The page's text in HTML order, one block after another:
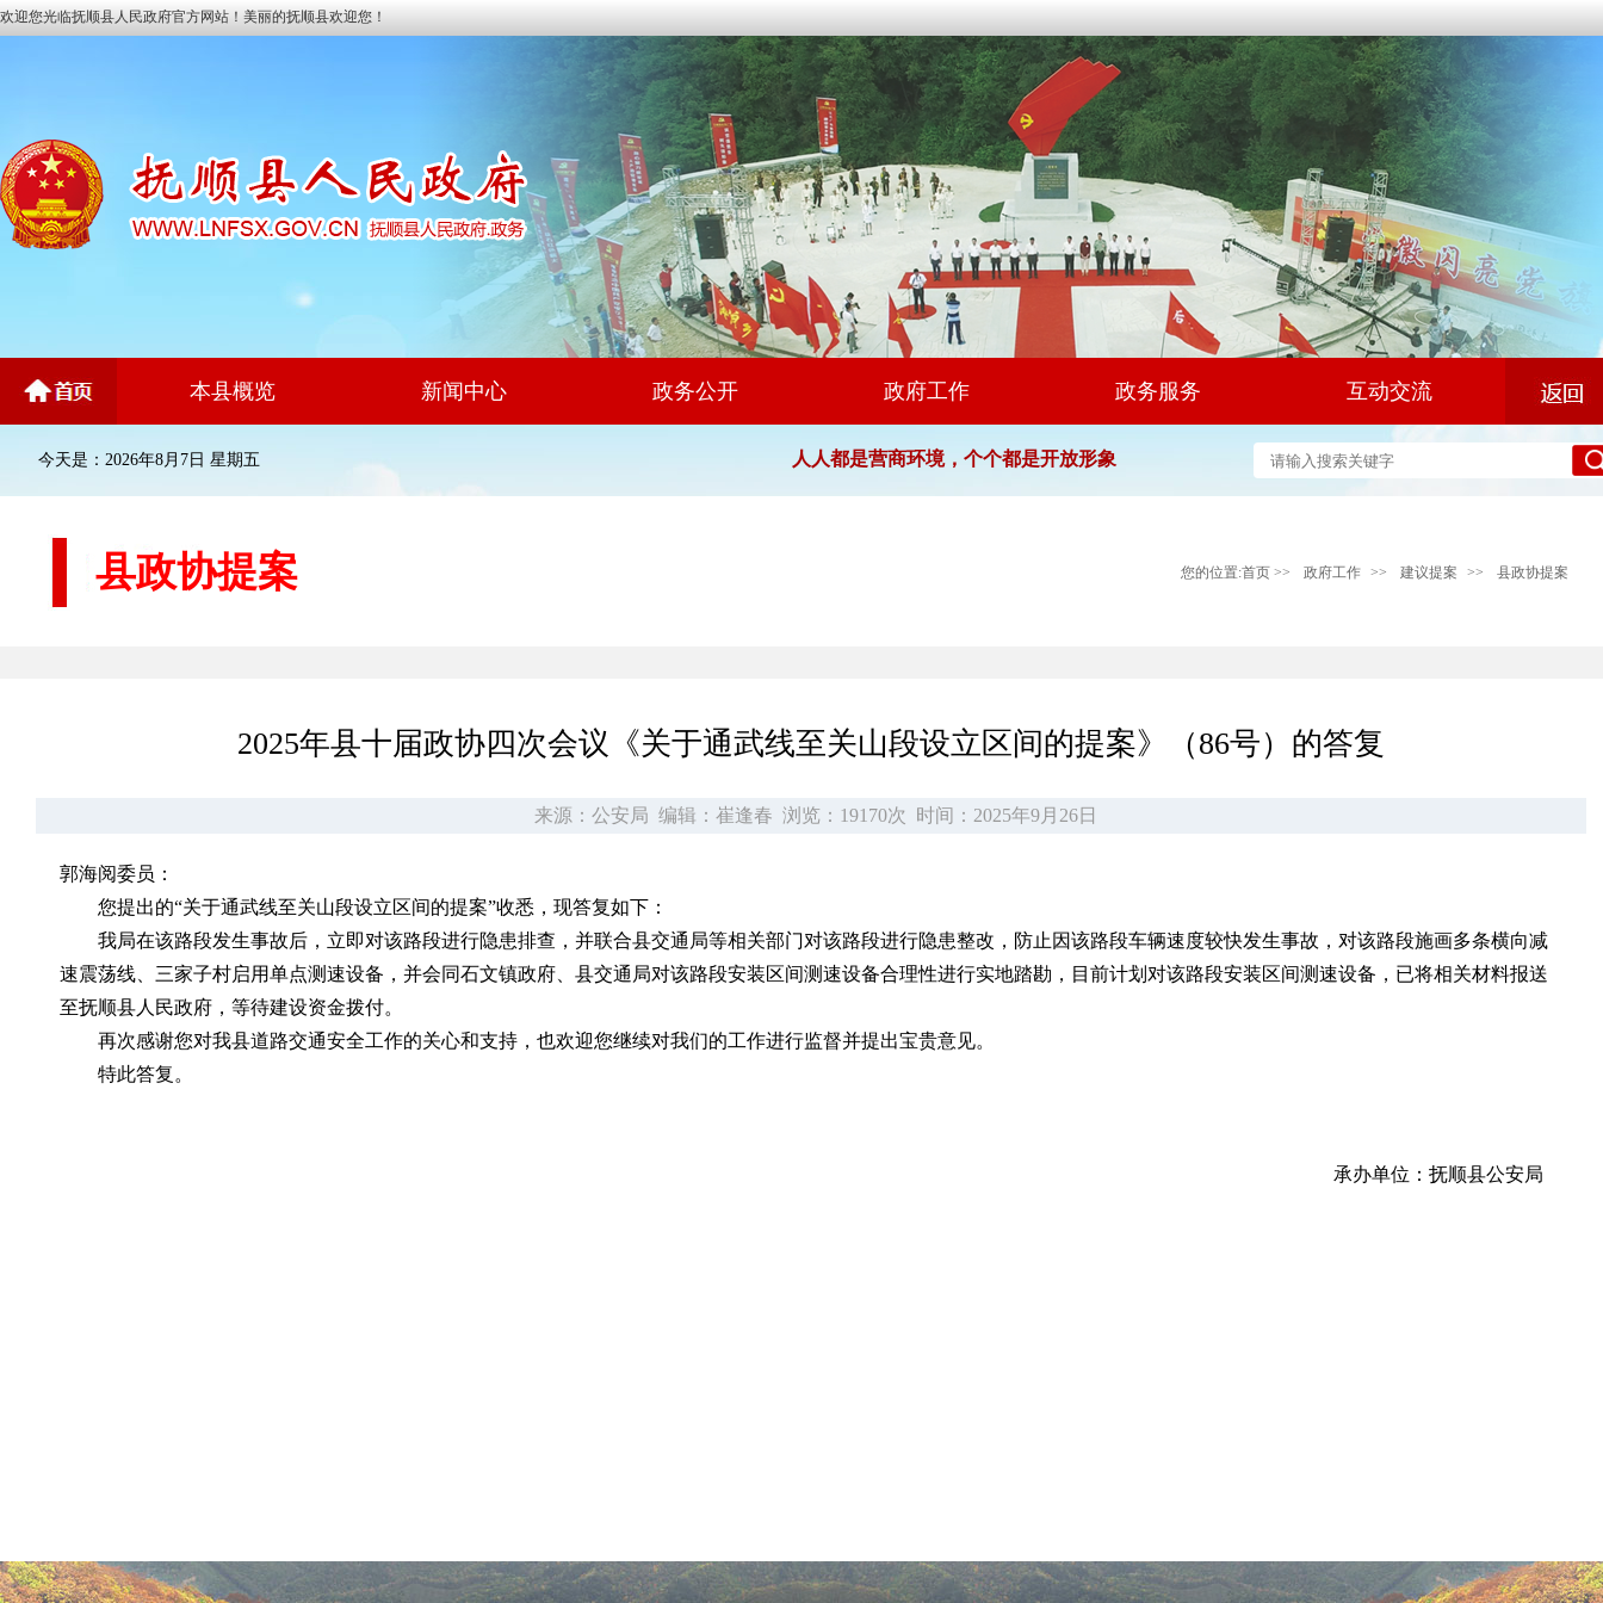
欢迎您光临抚顺县人民政府官方网站！美丽的抚顺县欢迎您！
本县概览 新闻中心 政务公开 政府工作 政务服务 互动交流
今天是：2026年8月7日 星期五 人人都是营商环境，个个都是开放形象
县政协提案 您的位置:首页 >> 政府工作 >> 建议提案 >> 县政协提案
2025年县十届政协四次会议《关于通武线至关山段设立区间的提案》（86号）的答复
来源：公安局 编辑：崔逢春 浏览：19170次 时间：2025年9月26日
郭海阅委员：
您提出的“关于通武线至关山段设立区间的提案”收悉，现答复如下：
我局在该路段发生事故后，立即对该路段进行隐患排查，并联合县交通局等相关部门对该路段进行隐患整改，防止因该路段车辆速度较快发生事故，对该路段施画多条横向减
速震荡线、三家子村启用单点测速设备，并会同石文镇政府、县交通局对该路段安装区间测速设备合理性进行实地踏勘，目前计划对该路段安装区间测速设备，已将相关材料报送
至抚顺县人民政府，等待建设资金拨付。
再次感谢您对我县道路交通安全工作的关心和支持，也欢迎您继续对我们的工作进行监督并提出宝贵意见。
特此答复。
承办单位：抚顺县公安局